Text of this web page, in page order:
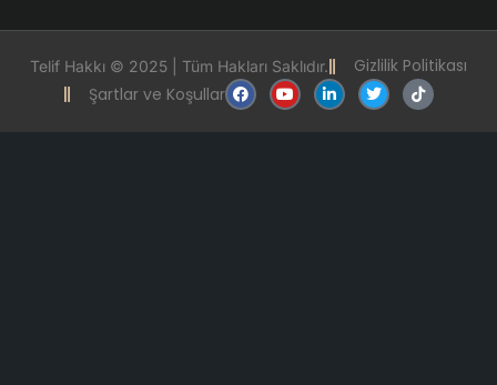
Telif Hakkı © 2025 | Tüm Hakları Saklıdır.
Gizlilik Politikası
Şartlar ve Koşullar
F
a
c
Y
o
u
L
i
n
T
w
i
T
i
k